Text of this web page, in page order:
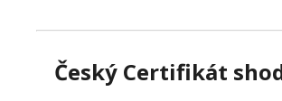
Český Certifikát